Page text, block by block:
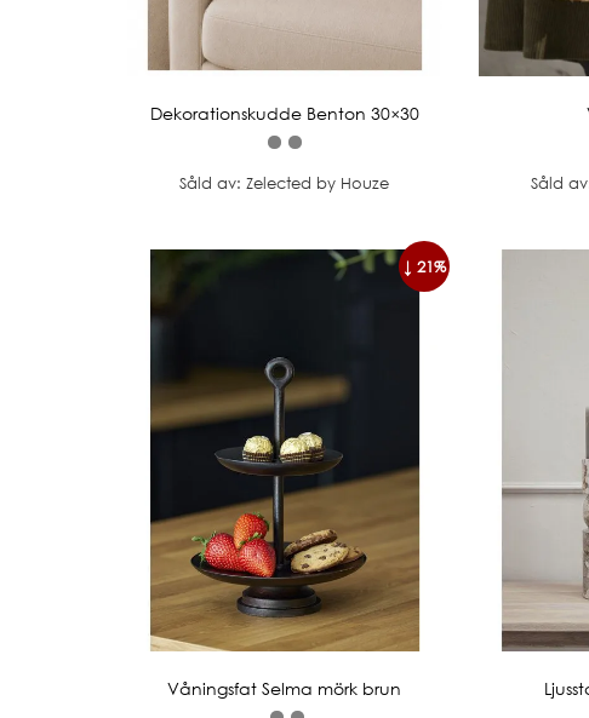
Dekorationskudde Benton 30×30
Såld av: Zelected by Houze Såld
↓ 21%
Våningsfat Selma mörk brun